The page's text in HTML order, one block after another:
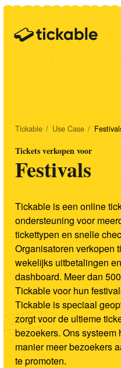
Tickable / Use Case /
Tickets verkopen voor
Festivals
Tickable is een online
ondersteuning voor
tickettypen en snelle
Organisatoren verkopen
wekelijks uitbetalingen
dashboard. Meer dan
Tickable voor hun
Tickable is speciaal
zorgt voor de ultieme
bezoekers. Ons
manier meer bezoekers
te promoten.